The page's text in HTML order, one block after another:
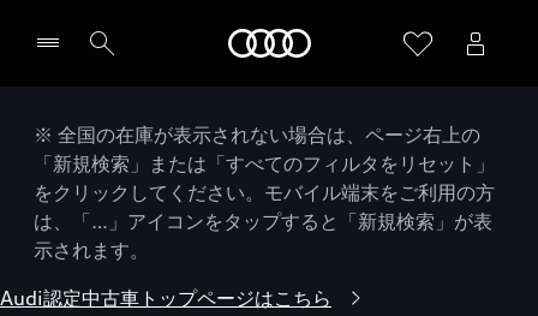
※ 全国の在庫が表示されない場合は、ページ右上の
「新規検索」または「すべてのフィルタをリセット」
をクリックしてください。モバイル端末をご利用の方
は、「…」アイコンをタップすると「新規検索」が表
示されます。
Audi認定中古車トップページはこちら